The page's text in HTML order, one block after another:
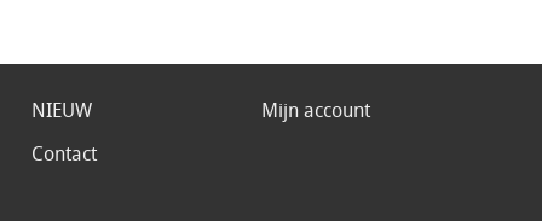
NIEUW
Mijn account
Contact